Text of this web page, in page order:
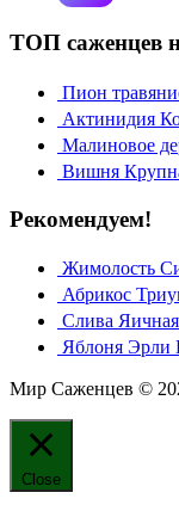
ТОП саженцев
Пион
Актинидия
Малиновое
Вишня
Рекомендуем!
Жимолость
Абрикос
Слива
Яблоня Эрли
Мир Саженцев ©
Close